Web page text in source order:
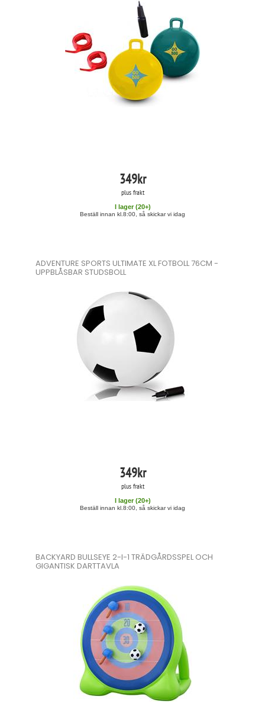
349kr
plus frakt
I lager (20+)
Beställ innan kl.8:00, så skickar vi idag
ADVENTURE SPORTS ULTIMATE XL FOTBOLL 76CM -
UPPBLÅSBAR STUDSBOLL
349kr
plus frakt
I lager (20+)
Beställ innan kl.8:00, så skickar vi idag
BACKYARD BULLSEYE 2-I-1 TRÄDGÅRDSSPEL OCH
GIGANTISK DARTTAVLA